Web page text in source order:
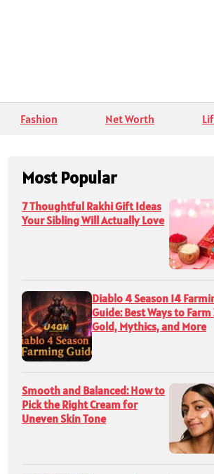
Fashion Net Worth
Most Popular
7 Thoughtful Rakhi Gift Ideas
Your Sibling Will Actually Love
Diablo 4 Season 14
Guide: Best Ways to Farm
Gold, Mythics, and More
Smooth and Balanced: How to
Pick the Right Cream for
Uneven Skin Tone